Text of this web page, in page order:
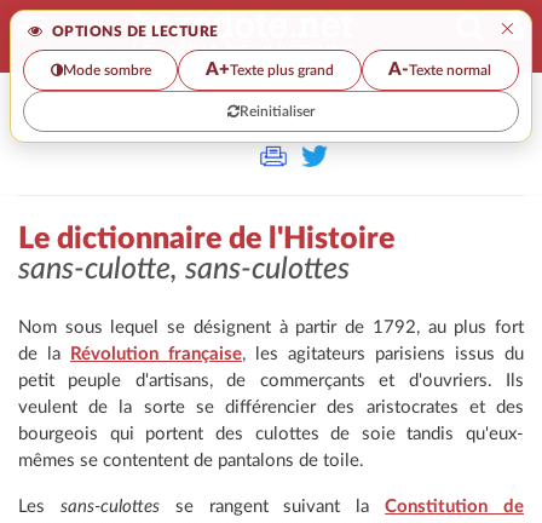
OPTIONS DE LECTURE ×
Mode sombre A+Texte plus grand A-Texte normal
Reinitialiser
>>
Le dictionnaire de l'Histoire
sans-culotte, sans-culottes
Nom sous lequel se désignent à partir de 1792, au plus fort
de la
Révolution française, les agitateurs parisiens issus du
petit peuple d'artisans, de commerçants et d'ouvriers. Ils
veulent de la sorte se différencier des aristocrates et des
bourgeois qui portent des culottes de soie tandis qu'eux-
mêmes se contentent de pantalons de toile.
Les sans-culottesse rangent suivant laConstitution de